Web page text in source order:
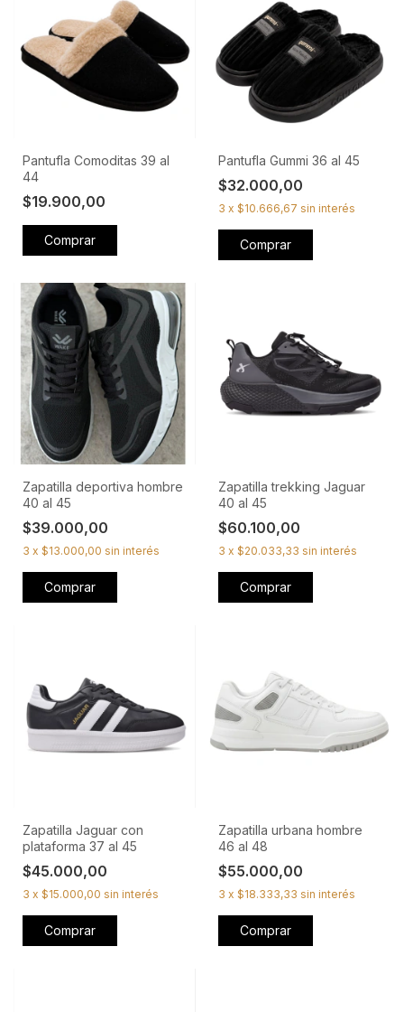
Pantufla Comoditas 39 al
44
$19.900,00
Comprar
Pantufla Gummi 36 al 45
$32.000,00
3 x $10.666,67 sin interés
Comprar
Zapatilla deportiva hombre
40 al 45
$39.000,00
3 x $13.000,00 sin interés
Comprar
Zapatilla trekking Jaguar
40 al 45
$60.100,00
3 x $20.033,33 sin interés
Comprar
Zapatilla Jaguar con
plataforma 37 al 45
$45.000,00
3 x $15.000,00 sin interés
Comprar
Zapatilla urbana hombre
46 al 48
$55.000,00
3 x $18.333,33 sin interés
Comprar